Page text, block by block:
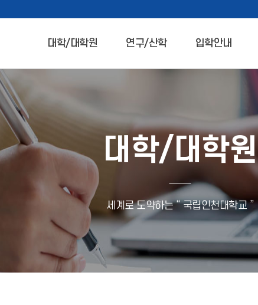
대학/대학원 연구/산학 입학안내
대학/대학원
세계로 도약하는 “ 국립인천대학교 ”